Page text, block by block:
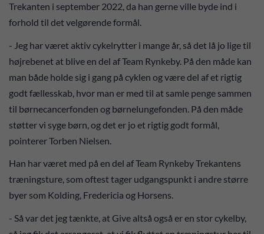
Trekanten i september 2022, da han gerne ville byde ind i
forhold til det velgørende formål.
- Jeg har været aktiv cykelrytter i mange år, så det lå jo lige til
højrebenet at blive en del af Team Rynkeby. På den måde kan
man både holde sig i gang på cyklen og være del af et rigtig
godt fællesskab, hvor man er med til at samle penge sammen
til børnecancerfonden og børnelungefonden. På den måde
støtter vi syge børn, og det er jo et rigtig godt formål,
pointerer Torben Nielsen.
Han har været med på en del af Team Rynkeby Trekantens
træningsture, som oftest tager udgangspunkt i andre større
byer som Kolding, Fredericia og Horsens.
- Så var det jeg tænkte, at Give altså også er en stor cykelby,